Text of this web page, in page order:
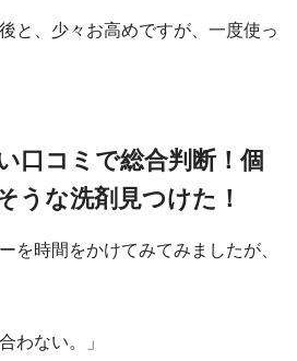
と、少々お高めですが、一度使っ
口コミで総合判断！個
うな洗剤見つけた！
を時間をかけてみてみましたが、
わない。」